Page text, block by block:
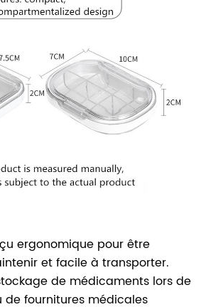
ergonomique pour être
et facile à transporter.
de médicaments lors de
de fournitures médicales